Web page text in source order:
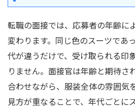
転職の面接では、応募者の年齢に
変わります。同じ色のスーツであ
代が違うだけで、受け取られる印
りません。面接官は年齢と期待さ
合わせながら、服装全体の雰囲気
見方が重なることで、年代ごとに